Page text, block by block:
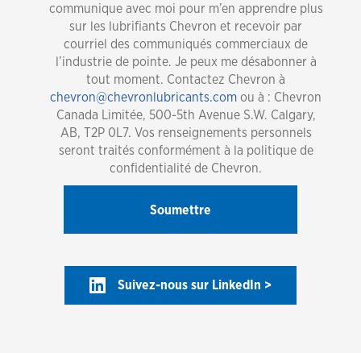
communique avec moi pour m’en apprendre plus
sur les lubrifiants Chevron et recevoir par
courriel des communiqués commerciaux de
l’industrie de pointe. Je peux me désabonner à
tout moment. Contactez Chevron à
chevron@chevronlubricants.com ou à : Chevron
Canada Limitée, 500-5th Avenue S.W. Calgary,
AB, T2P 0L7. Vos renseignements personnels
seront traités conformément à la politique de
confidentialité de Chevron.
Suivez-nous sur LinkedIn >